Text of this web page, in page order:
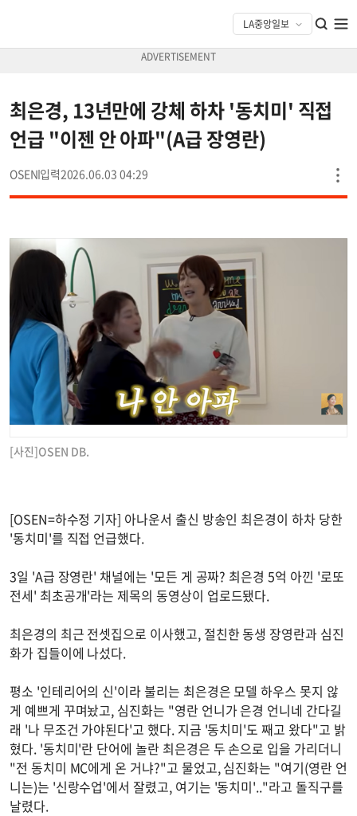
최은경, 13년만에 강체 하차 '동치미' 직접
언급 "이젠 안 아파"(A급 장영란)
OSEN 2026.06.03 04:29
[사진]OSEN DB.
[OSEN=하수정 기자] 아나운서 출신 방송인 최은경이 하차 당한
'동치미'를 직접 언급했다.
3일 'A급 장영란' 채널에는 '모든 게 공짜? 최은경 5억 아낀 '로또
전세' 최초공개'라는 제목의 동영상이 업로드됐다.
최은경의 최근 전셋집으로 이사했고, 절친한 동생 장영란과 심진
화가 집들이에 나섰다.
평소 '인테리어의 신'이라 불리는 최은경은 모델 하우스 못지 않
게 예쁘게 꾸며놨고, 심진화는 "영란 언니가 은경 언니네 간다길
래 '나 무조건 가야된다'고 했다. 지금 '동치미'도 째고 왔다"고 밝
혔다. '동치미'란 단어에 놀란 최은경은 두 손으로 입을 가리더니
"전 동치미 MC에게 온 거냐?"고 물었고, 심진화는 "여기(영란 언
니는)는 '신랑수업'에서 잘렸고, 여기는 '동치미'.."라고 돌직구를
날렸다.